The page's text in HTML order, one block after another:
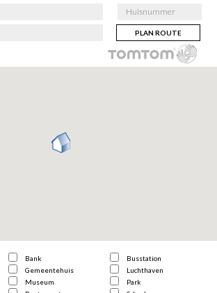
PLAN ROUTE
Bank
Busstation
Gemeentehuis
Luchthaven
Museum
Park